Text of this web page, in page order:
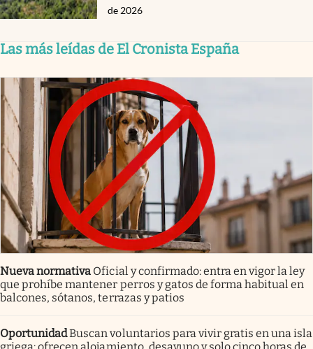
de 2026
Las más leídas de El Cronista España
Nueva normativa Oficial y confirmado: entra en vigor la ley
que prohíbe mantener perros y gatos de forma habitual en
balcones, sótanos, terrazas y patios
OportunidadBuscan voluntarios para vivir gratis en una isla